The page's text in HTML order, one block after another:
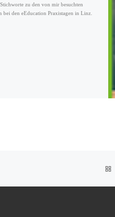
zu den von mir besuchten
bei den eEducation Praxistagen in Linz.